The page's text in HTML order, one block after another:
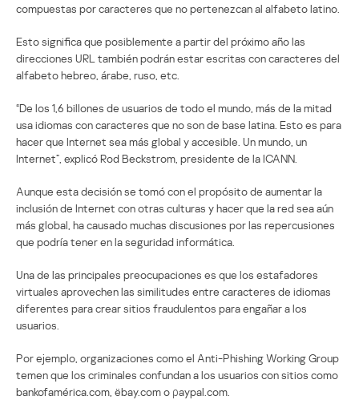
compuestas por caracteres que no pertenezcan al alfabeto latino.
Esto significa que posiblemente a partir del próximo año las
direcciones URL también podrán estar escritas con caracteres del
alfabeto hebreo, árabe, ruso, etc.
“De los 1,6 billones de usuarios de todo el mundo, más de la mitad
usa idiomas con caracteres que no son de base latina. Esto es para
hacer que Internet sea más global y accesible. Un mundo, un
Internet”, explicó Rod Beckstrom, presidente de la ICANN.
Aunque esta decisión se tomó con el propósito de aumentar la
inclusión de Internet con otras culturas y hacer que la red sea aún
más global, ha causado muchas discusiones por las repercusiones
que podría tener en la seguridad informática.
Una de las principales preocupaciones es que los estafadores
virtuales aprovechen las similitudes entre caracteres de idiomas
diferentes para crear sitios fraudulentos para engañar a los
usuarios.
Por ejemplo, organizaciones como el Anti-Phishing Working Group
temen que los criminales confundan a los usuarios con sitios como
bankofamérica.com, ёbay.com o ρaypal.com.